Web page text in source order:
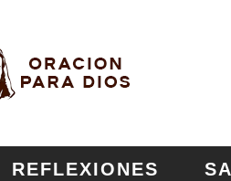
REFLEXIONES